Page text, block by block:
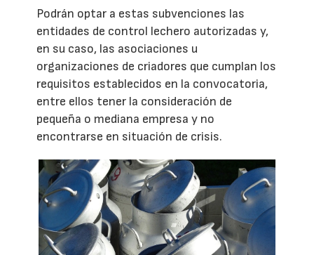
Podrán optar a estas subvenciones las
entidades de control lechero autorizadas y,
en su caso, las asociaciones u
organizaciones de criadores que cumplan los
requisitos establecidos en la convocatoria,
entre ellos tener la consideración de
pequeña o mediana empresa y no
encontrarse en situación de crisis.